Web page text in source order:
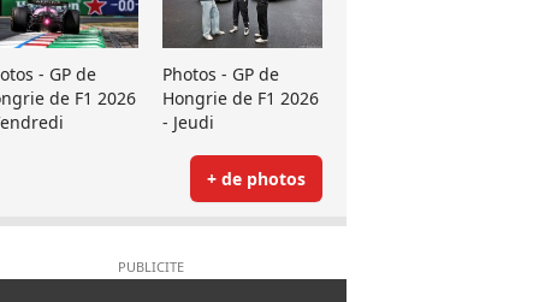
- GP de
de F1 2026
Photos - GP de
Hongrie de F1 2026
- Jeudi
+ de photos